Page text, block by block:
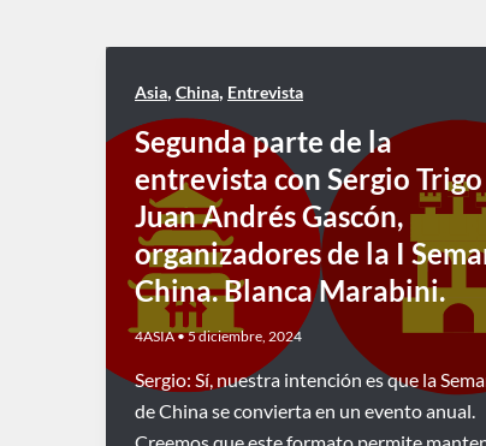
Asia, China, Entrevista
Segunda parte de la
entrevista con Sergio
Juan Andrés Gascón,
organizadores de la I
China. Blanca Marabini.
4ASIA•5 diciembre, 2024
Sergio: Sí, nuestra intención es que la
de China se convierta en un evento anual.
Creemos que este formato permite